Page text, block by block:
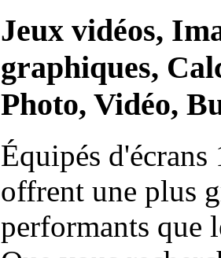
Jeux vidéos,
graphiques,
Photo, Vidéo,
Équipés
offrent une plus
performants que